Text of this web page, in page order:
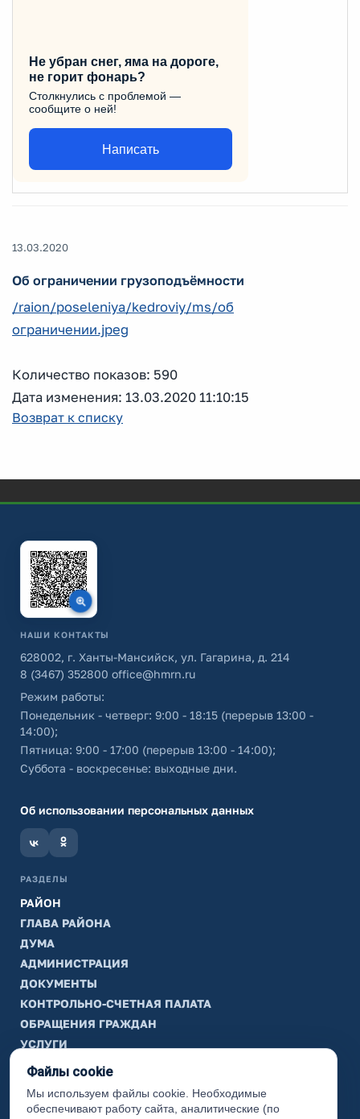
Не убран снег, яма на дороге,
не горит фонарь?
Столкнулись с проблемой —
сообщите о ней!
Написать
13.03.2020
Об ограничении грузоподъёмности
/raion/poseleniya/kedroviy/ms/об
ограничении.jpeg
Количество показов: 590
Дата изменения: 13.03.2020 11:10:15
Возврат к списку
НАШИ КОНТАКТЫ
628002, г. Ханты-Мансийск, ул. Гагарина, д. 214
8 (3467) 352800 office@hmrn.ru
Режим работы:
Понедельник - четверг: 9:00 - 18:15 (перерыв 13:00 -
14:00);
Пятница: 9:00 - 17:00 (перерыв 13:00 - 14:00);
Суббота - воскресенье: выходные дни.
Об использовании персональных данных
РАЗДЕЛЫ
РАЙОН
ГЛАВА РАЙОНА
ДУМА
АДМИНИСТРАЦИЯ
ДОКУМЕНТЫ
КОНТРОЛЬНО-СЧЕТНАЯ ПАЛАТА
ОБРАЩЕНИЯ ГРАЖДАН
УСЛУГИ
ТИК
ИНФОРМАЦИЯ
Файлы cookie
Мы используем файлы cookie. Необходимые
обеспечивают работу сайта, аналитические (по